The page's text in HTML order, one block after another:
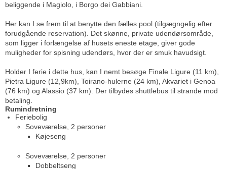
beliggende i Magiolo, i Borgo dei Gabbiani.
Her kan I se frem til at benytte den fælles pool (tilgægngelig efter
forudgående reservation). Det skønne, private udendørsområde,
som ligger i forlængelse af husets eneste etage, giver gode
muligheder for spisning udendørs, hvor der er smuk havudsigt.
Holder I ferie i dette hus, kan I nemt besøge Finale Ligure (11 km),
Pietra Ligure (12,9km), Toirano-hulerne (24 km), Akvariet i Genoa
(76 km) og Alassio (37 km). Der tilbydes shuttlebus til strande mod
betaling.
Rumindretning
Feriebolig
Soveværelse, 2 personer
Køjeseng
Soveværelse, 2 personer
Dobbeltseng